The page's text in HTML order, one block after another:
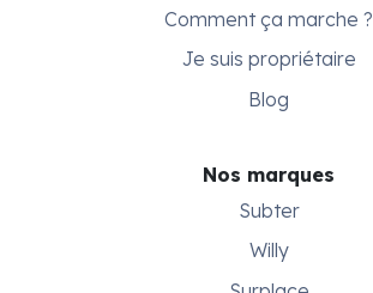
Comment ça marche ?
Je suis propriétaire
Blog
Nos marques
Subter
Willy